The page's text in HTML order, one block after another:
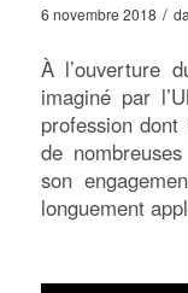
6 novembre 2018 /
À l’ouverture
imaginé par
profession
de
son
longuement